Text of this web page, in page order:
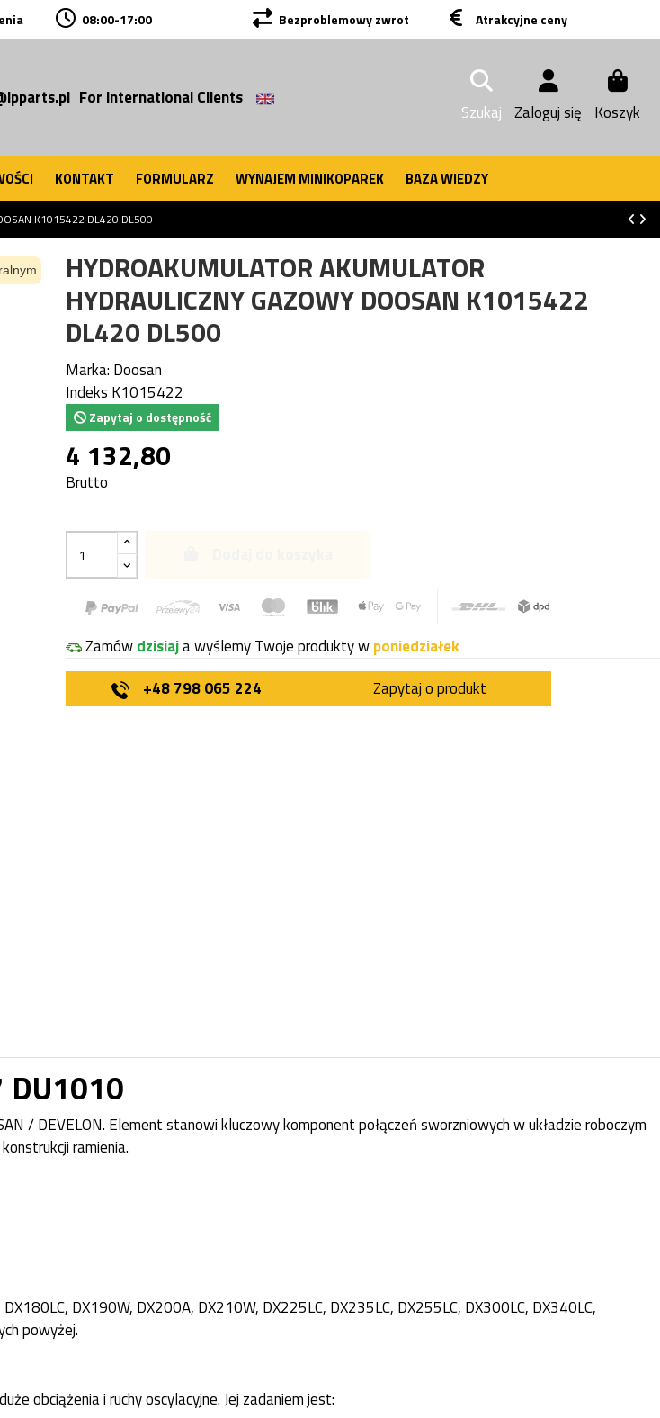
08:00-17:00 Bezproblemowy zwrot Atrakcyjne ceny
For international Clients
Szukaj Zaloguj się Koszyk
KONTAKT FORMULARZ WYNAJEM MINIKOPAREK BAZA WIEDZY
K1015422 DL420 DL500
HYDROAKUMULATOR AKUMULATOR
HYDRAULICZNY GAZOWY DOOSAN K1015422
DL420 DL500
Marka: Doosan
Indeks K1015422
Zapytaj o dostępność
4 132,80
Brutto
Zamówdzisiaja wyślemy Twoje produkty wponiedziałek
+48 798 065 224
Zapytaj o produkt
DU1010
/ DEVELON. Element stanowi kluczowy komponent połączeń sworzniowych w układzie roboczym
ramienia.
DX190W, DX200A, DX210W, DX225LC, DX235LC, DX255LC, DX300LC, DX340LC,
powyżej.
obciążenia i ruchy oscylacyjne. Jej zadaniem jest: